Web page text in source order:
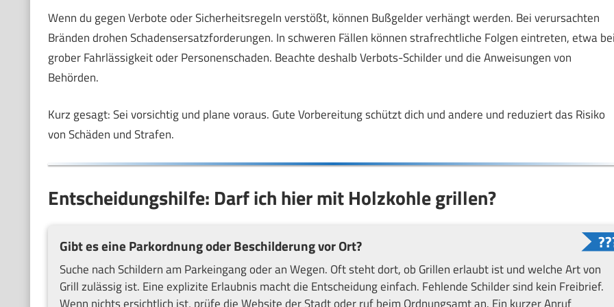
Wenn du gegen Verbote oder Sicherheitsregeln verstößt, können Bußgelder verhängt werden. Bei verursachten
Bränden drohen Schadensersatzforderungen. In schweren Fällen können strafrechtliche Folgen eintreten, etwa
grober Fahrlässigkeit oder Personenschaden. Beachte deshalb Verbots-Schilder und die Anweisungen von
Behörden.
Kurz gesagt: Sei vorsichtig und plane voraus. Gute Vorbereitung schützt dich und andere und reduziert das Risiko
von Schäden und Strafen.
Entscheidungshilfe: Darf ich hier mit Holzkohle grillen?
Gibt es eine Parkordnung oder Beschilderung vor Ort?
Suche nach Schildern am Parkeingang oder an Wegen. Oft steht dort, ob Grillen erlaubt ist und welche Art von
Grill zulässig ist. Eine explizite Erlaubnis macht die Entscheidung einfach. Fehlende Schilder sind kein Freibrief.